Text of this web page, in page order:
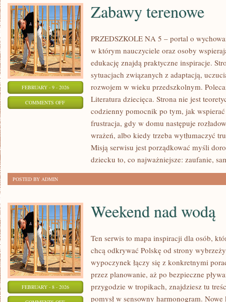
FEBRUARY - 9 - 2026
COMMENTS OFFON
TERENOWE
Zabawy terenowe
PRZEDSZKOLE NA 5 – portal o
w którym nauczyciele oraz osoby
edukację znajdą praktyczne inspiracje.
sytuacjach związanych z adaptacją,
rozwojem w wieku przedszkolnym.
Literatura dziecięca. Strona nie jest
codzienny pomocnik po tym, jak
frustracja, gdy w domu następuje
wrażeń, albo kiedy trzeba wytłumaczyć
Misją serwisu jest porządkować myśli
dziecku to, co najważniejsze: zaufanie,
POSTED BY ADMIN
FEBRUARY - 8 - 2026
Weekend nad wodą
Ten serwis to mapa inspiracji dla osób,
chcą odkrywać Polskę od strony
wypoczynek łączy się z konkretnymi
przez planowanie, aż po bezpieczne
przygodzie w tropikach, znajdziesz tu
pomysł w sensowny harmonogram.